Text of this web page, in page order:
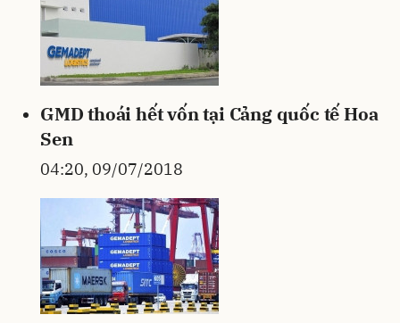
GMD thoái hết vốn tại Cảng quốc tế Hoa
Sen
04:20, 09/07/2018